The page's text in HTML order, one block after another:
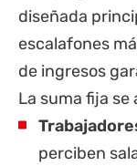
diseñada
escalafones
de ingresos
La suma fija
perciben